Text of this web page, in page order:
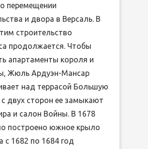
перемещении
и двора в Версаль. В
строительство
продолжается. Чтобы
апартаменты короля и
Жюль Ардуэн-Мансар
над террасой Большую
с двух сторон ее замыкают
и салон Войны. В 1678
построено южное крыло
с 1682 по 1684 год